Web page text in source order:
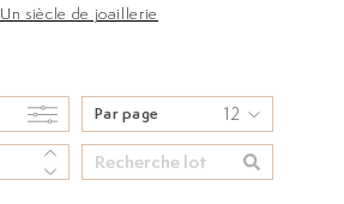
Un siècle de joaillerie
Par page 12